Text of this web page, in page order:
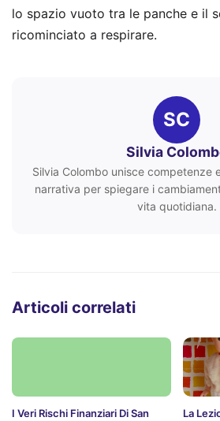
lo spazio vuoto tra le panche e il
ricominciato a respirare.
SC
Silvia
Silvia Colombo unisce competenze
narrativa per spiegare i
vita quotidiana.
Articoli correlati
I Veri Rischi Finanziari Di San
La